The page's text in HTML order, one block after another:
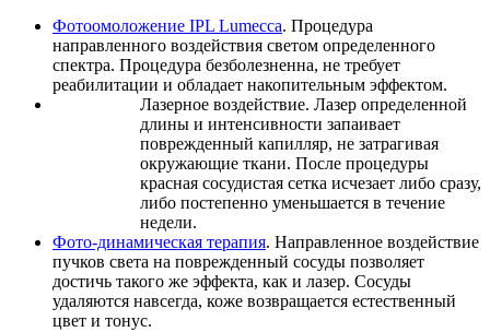
Фотоомоложение IPL Lumecca. Процедура
направленного воздействия светом определенного
спектра. Процедура безболезненна, не требует
реабилитации и обладает накопительным эффектом.
Лазерное воздействие. Лазер определенной
длины и интенсивности запаивает
поврежденный капилляр, не затрагивая
окружающие ткани. После процедуры
красная сосудистая сетка исчезает либо сразу,
либо постепенно уменьшается в течение
недели.
Фото-динамическая терапия. Направленное воздействие
пучков света на поврежденный сосуды позволяет
достичь такого же эффекта, как и лазер. Сосуды
удаляются навсегда, коже возвращается естественный
цвет и тонус.